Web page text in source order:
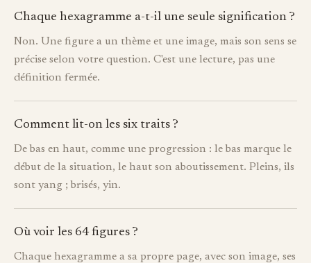
Chaque hexagramme a-t-il une seule signification ?
Non. Une figure a un thème et une image, mais son sens se
précise selon votre question. C'est une lecture, pas une
définition fermée.
Comment lit-on les six traits ?
De bas en haut, comme une progression : le bas marque le
début de la situation, le haut son aboutissement. Pleins, ils
sont yang ; brisés, yin.
Où voir les 64 figures ?
Chaque hexagramme a sa propre page, avec son image, ses